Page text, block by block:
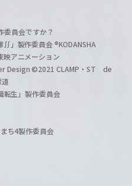
委員会ですか？
」製作委員会 ®KODANSHA
アニメーション
Design ©2021 CLAMP・ST de
転生」製作委員会
ち4製作委員会